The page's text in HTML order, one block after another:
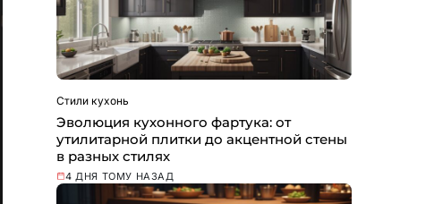
Стили кухонь
Эволюция кухонного фартука: от
утилитарной плитки до акцентной стены
в разных стилях
4 ДНЯ ТОМУ НАЗАД